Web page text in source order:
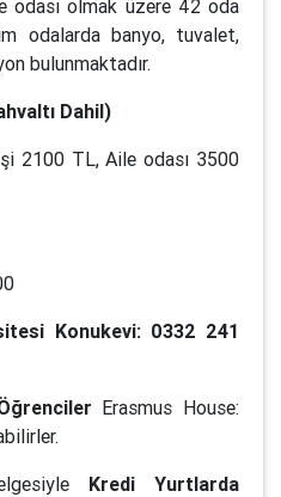
olmak üzere 42 oda
odalarda banyo, tuvalet,
bulunmaktadır.
Dahil)
2100 TL, Aile odası 3500
Konukevi: 0332 241
Erasmus House:
Kredi Yurtlarda